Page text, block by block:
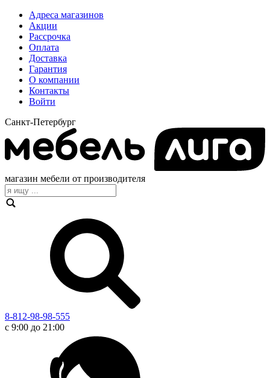
Адреса магазинов
Акции
Рассрочка
Оплата
Доставка
Гарантия
О компании
Контакты
Войти
Санкт-Петербург
магазин мебели от производителя
8-812-98-98-555
с 9:00 до 21:00